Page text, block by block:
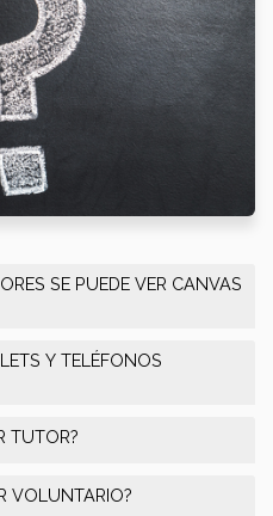
SE PUEDE VER CANVAS
Y TELÉFONOS
TUTOR?
VOLUNTARIO?